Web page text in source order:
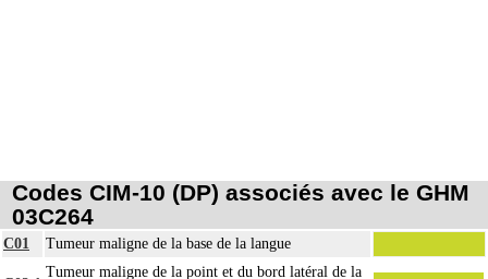
Codes CIM-10 (DP) associés avec le GHM
03C264
C01 Tumeur maligne de la base de la langue
Tumeur maligne de la point et du bord latéral de la